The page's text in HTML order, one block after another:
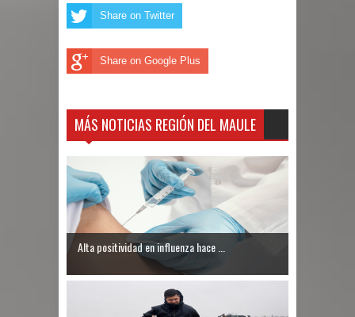
Share on Twitter
Share on Google Plus
MÁS NOTICIAS REGIÓN DEL MAULE
Alta positividad en influenza hace ...